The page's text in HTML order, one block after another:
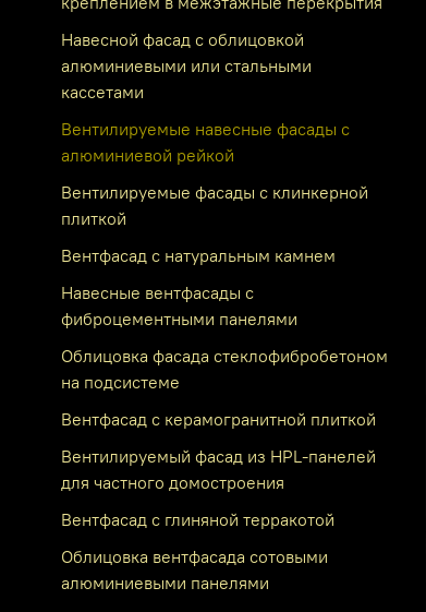
Навесной фасад с облицовкой
алюминиевыми или стальными
кассетами
Вентилируемые навесные фасады с
алюминиевой рейкой
Вентилируемые фасады с клинкерной
плиткой
Вентфасад с натуральным камнем
Навесные вентфасады с
фиброцементными панелями
Облицовка фасада стеклофибробетоном
на подсистеме
Вентфасад с керамогранитной плиткой
Вентилируемый фасад из HPL-панелей
для частного домостроения
Вентфасад с глиняной терракотой
Облицовка вентфасада сотовыми
алюминиевыми панелями